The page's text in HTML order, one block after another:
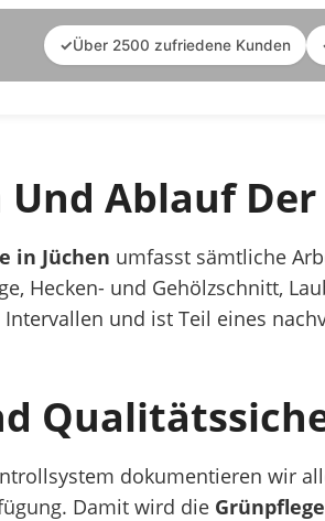
✓Über 2500 zufriedene Kunden
Ablauf
in Jüchen umfasst sämtliche
Hecken- und Gehölzschnitt,
und ist Teil eines
dokumentieren wir
Damit wird die